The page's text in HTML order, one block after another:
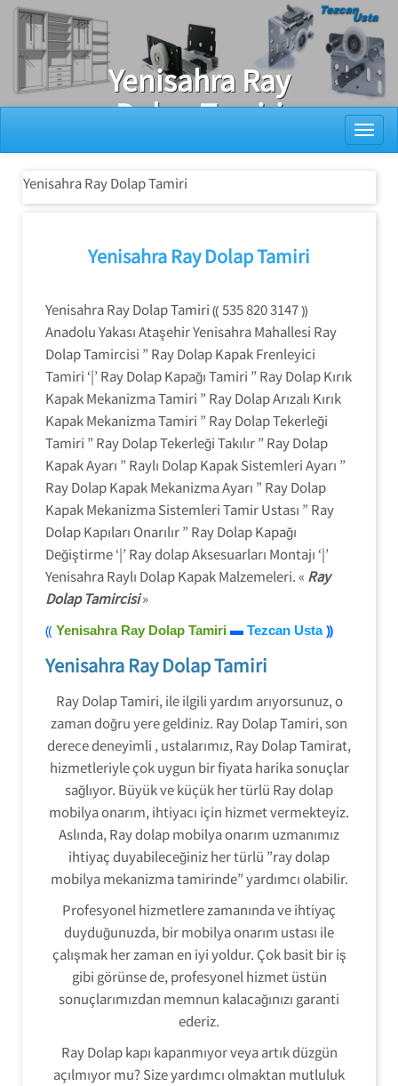
Ray Dolap Tamiri
Yenisahra Ray
Dolap Tamiri
Yenisahra Ray Dolap Tamiri
Yenisahra Ray Dolap Tamiri
Yenisahra Ray Dolap Tamiri ⸨ 535 820 3147 ⸩
Anadolu Yakası Ataşehir Yenisahra Mahallesi Ray
Dolap Tamircisi ” Ray Dolap Kapak Frenleyici
Tamiri ‘|’ Ray Dolap Kapağı Tamiri ” Ray Dolap Kırık
Kapak Mekanizma Tamiri ” Ray Dolap Arızalı Kırık
Kapak Mekanizma Tamiri ” Ray Dolap Tekerleği
Tamiri ” Ray Dolap Tekerleği Takılır ” Ray Dolap
Kapak Ayarı ” Raylı Dolap Kapak Sistemleri Ayarı ”
Ray Dolap Kapak Mekanizma Ayarı ” Ray Dolap
Kapak Mekanizma Sistemleri Tamir Ustası ” Ray
Dolap Kapıları Onarılır ” Ray Dolap Kapağı
Değiştirme ‘|’ Ray dolap Aksesuarları Montajı ‘|’
Yenisahra Raylı Dolap Kapak Malzemeleri. « Ray
Dolap Tamircisi»
⸨ Yenisahra Ray Dolap Tamiri ▬ Tezcan Usta⸩
Yenisahra Ray Dolap Tamiri
Ray Dolap Tamiri, ile ilgili yardım arıyorsunuz, o
zaman doğru yere geldiniz. Ray Dolap Tamiri, son
derece deneyimli , ustalarımız, Ray Dolap Tamirat,
hizmetleriyle çok uygun bir fiyata harika sonuçlar
sağlıyor. Büyük ve küçük her türlü Ray dolap
mobilya onarım, ihtiyacı için hizmet vermekteyiz.
Aslında, Ray dolap mobilya onarım uzmanımız
ihtiyaç duyabileceğiniz her türlü ”ray dolap
mobilya mekanizma tamirinde” yardımcı olabilir.
Profesyonel hizmetlere zamanında ve ihtiyaç
duyduğunuzda, bir mobilya onarım ustası ile
çalışmak her zaman en iyi yoldur. Çok basit bir iş
gibi görünse de, profesyonel hizmet üstün
sonuçlarımızdan memnun kalacağınızı garanti
ederiz.
Ray Dolap kapı kapanmıyor veya artık düzgün
açılmıyor mu? Size yardımcı olmaktan mutluluk